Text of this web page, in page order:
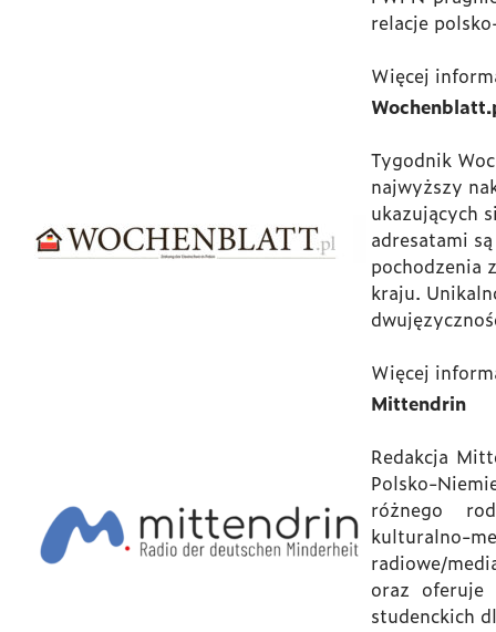
relacje
Więcej
Tygodnik
najwyższy
ukazujących
adresatami
pochodzenia
kraju.
Więcej
Mittendrin
Redakcja
Polsko-
różnego
kulturalno-
radiowe/
oraz oferuje
studenckich